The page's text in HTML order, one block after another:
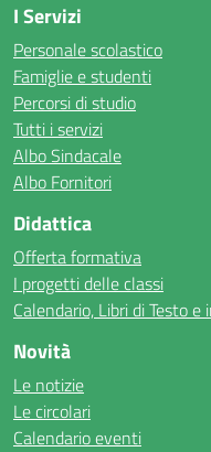
I Servizi
Personale scolastico
Famiglie e studenti
Percorsi di studio
Tutti i servizi
Albo Sindacale
Albo Fornitori
Didattica
Offerta formativa
I progetti delle classi
Calendario, Libri di Testo
Novità
Le notizie
Le circolari
Calendario eventi